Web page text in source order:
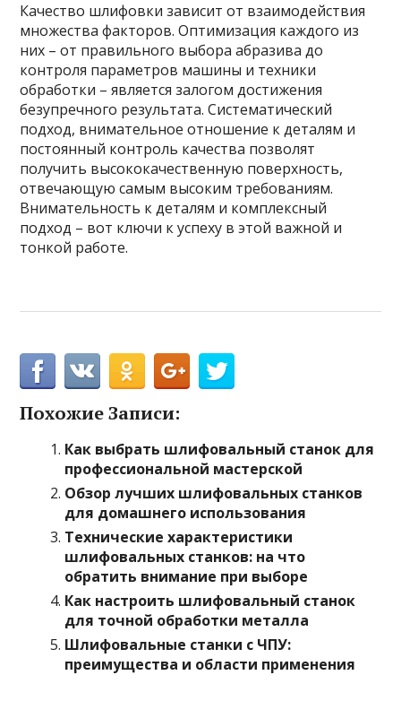
Качество шлифовки зависит от взаимодействия
множества факторов. Оптимизация каждого из
них – от правильного выбора абразива до
контроля параметров машины и техники
обработки – является залогом достижения
безупречного результата. Систематический
подход, внимательное отношение к деталям и
постоянный контроль качества позволят
получить высококачественную поверхность,
отвечающую самым высоким требованиям.
Внимательность к деталям и комплексный
подход – вот ключи к успеху в этой важной и
тонкой работе.
Похожие Записи:
Как выбрать шлифовальный станок для
профессиональной мастерской
Обзор лучших шлифовальных станков
для домашнего использования
Технические характеристики
шлифовальных станков: на что
обратить внимание при выборе
Как настроить шлифовальный станок
для точной обработки металла
Шлифовальные станки с ЧПУ:
преимущества и области применения